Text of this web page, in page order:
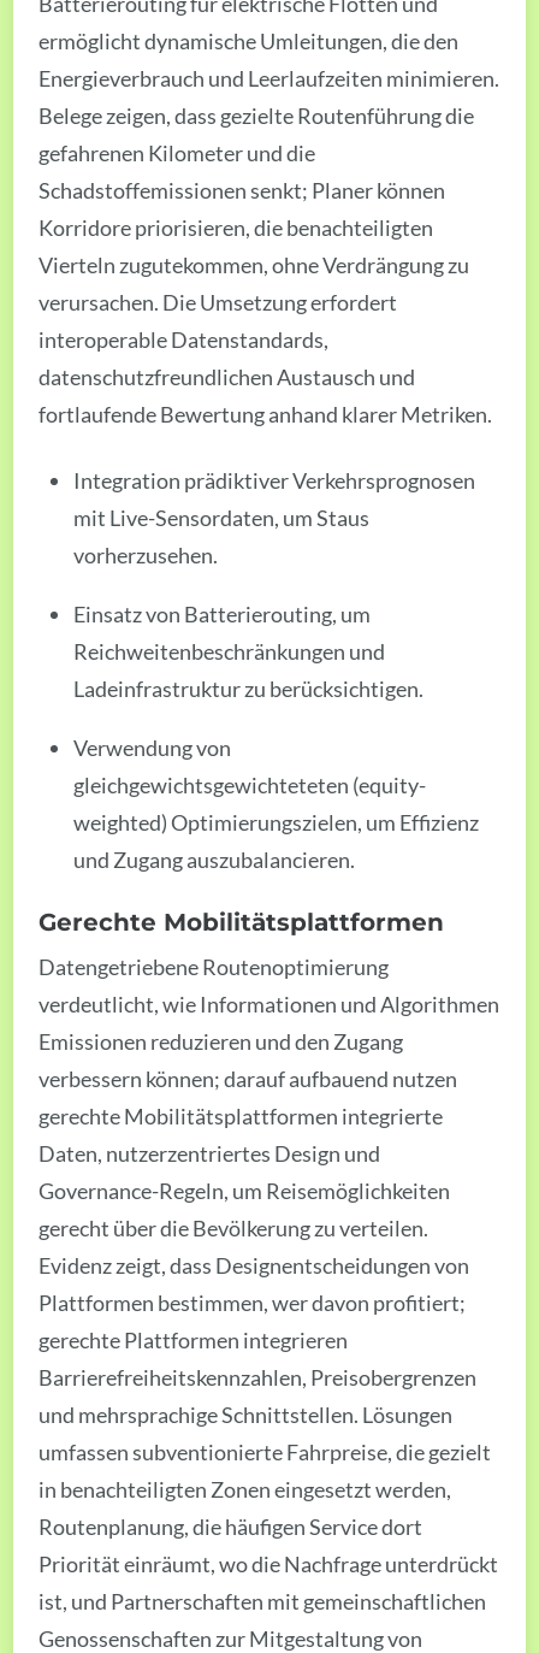
ermöglicht dynamische Umleitungen, die den
Energieverbrauch und Leerlaufzeiten minimieren.
Belege zeigen, dass gezielte Routenführung die
gefahrenen Kilometer und die
Schadstoffemissionen senkt; Planer können
Korridore priorisieren, die benachteiligten
Vierteln zugutekommen, ohne Verdrängung zu
verursachen. Die Umsetzung erfordert
interoperable Datenstandards,
datenschutzfreundlichen Austausch und
fortlaufende Bewertung anhand klarer Metriken.
Integration prädiktiver Verkehrsprognosen
mit Live-Sensordaten, um Staus
vorherzusehen.
Einsatz von Batterierouting, um
Reichweitenbeschränkungen und
Ladeinfrastruktur zu berücksichtigen.
Verwendung von
gleichgewichtsgewichteteten (equity-
weighted) Optimierungszielen, um Effizienz
und Zugang auszubalancieren.
Gerechte Mobilitätsplattformen
Datengetriebene Routenoptimierung
verdeutlicht, wie Informationen und Algorithmen
Emissionen reduzieren und den Zugang
verbessern können; darauf aufbauend nutzen
gerechte Mobilitätsplattformen integrierte
Daten, nutzerzentriertes Design und
Governance-Regeln, um Reisemöglichkeiten
gerecht über die Bevölkerung zu verteilen.
Evidenz zeigt, dass Designentscheidungen von
Plattformen bestimmen, wer davon profitiert;
gerechte Plattformen integrieren
Barrierefreiheitskennzahlen, Preisobergrenzen
und mehrsprachige Schnittstellen. Lösungen
umfassen subventionierte Fahrpreise, die gezielt
in benachteiligten Zonen eingesetzt werden,
Routenplanung, die häufigen Service dort
Priorität einräumt, wo die Nachfrage unterdrückt
ist, und Partnerschaften mit gemeinschaftlichen
Genossenschaften zur Mitgestaltung von